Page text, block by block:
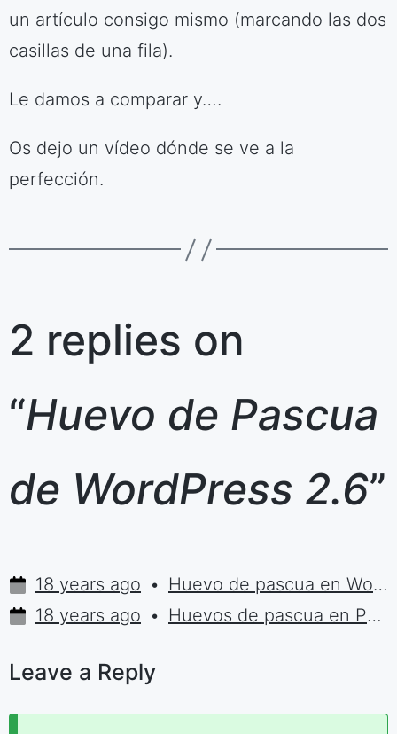
un artículo consigo mismo (marcando las dos
casillas de una fila).
Le damos a comparar y….
Os dejo un vídeo dónde se ve a la
perfección.
2 replies on
“Huevo de Pascua
de WordPress 2.6”
18 years ago
Huevo de pascua en WordPress 2.7 | Sumolari.com
18 years ago
Huevos de pascua en Python | Sumolari.com
Leave a Reply